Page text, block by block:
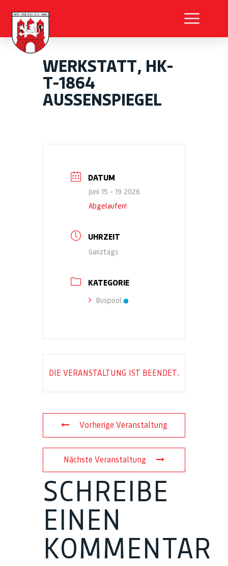
WERKSTATT, HK-
T-1864
AUSSENSPIEGEL
DATUM
Juni 15 - 19 2026
Abgelaufen!
UHRZEIT
Ganztags
KATEGORIE
Buspool
DIE VERANSTALTUNG IST BEENDET.
Vorherige Veranstaltung
Nächste Veranstaltung
SCHREIBE
EINEN
KOMMENTAR